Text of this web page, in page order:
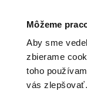
Môžeme
Aby sme
zbierame
toho
vás
Poukážky